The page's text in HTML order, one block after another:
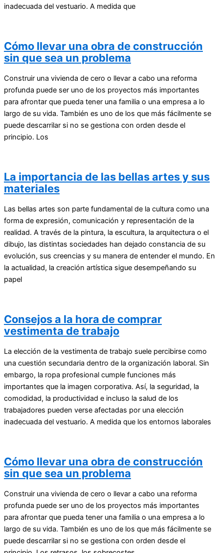
inadecuada del vestuario. A medida que
Cómo llevar una obra de construcción
sin que sea un problema
Construir una vivienda de cero o llevar a cabo una reforma
profunda puede ser uno de los proyectos más importantes
para afrontar que pueda tener una familia o una empresa a lo
largo de su vida. También es uno de los que más fácilmente se
puede descarrilar si no se gestiona con orden desde el
principio. Los
La importancia de las bellas artes y sus
materiales
Las bellas artes son parte fundamental de la cultura como una
forma de expresión, comunicación y representación de la
realidad. A través de la pintura, la escultura, la arquitectura o el
dibujo, las distintas sociedades han dejado constancia de su
evolución, sus creencias y su manera de entender el mundo. En
la actualidad, la creación artística sigue desempeñando su
papel
Consejos a la hora de comprar
vestimenta de trabajo
La elección de la vestimenta de trabajo suele percibirse como
una cuestión secundaria dentro de la organización laboral. Sin
embargo, la ropa profesional cumple funciones más
importantes que la imagen corporativa. Así, la seguridad, la
comodidad, la productividad e incluso la salud de los
trabajadores pueden verse afectadas por una elección
inadecuada del vestuario. A medida que los entornos laborales
Cómo llevar una obra de construcción
sin que sea un problema
Construir una vivienda de cero o llevar a cabo una reforma
profunda puede ser uno de los proyectos más importantes
para afrontar que pueda tener una familia o una empresa a lo
largo de su vida. También es uno de los que más fácilmente se
puede descarrilar si no se gestiona con orden desde el